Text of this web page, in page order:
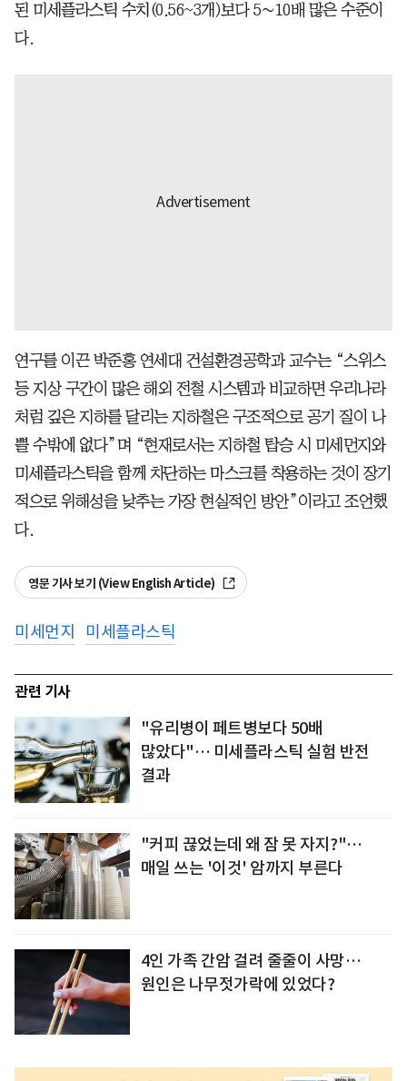
된 미세플라스틱 수치(0.56~3개)보다 5∼10배 많은 수준이
다.
연구를 이끈 박준홍 연세대 건설환경공학과 교수는 “스위스
등 지상 구간이 많은 해외 전철 시스템과 비교하면 우리나라
처럼 깊은 지하를 달리는 지하철은 구조적으로 공기 질이 나
쁠 수밖에 없다”며 “현재로서는 지하철 탑승 시 미세먼지와
미세플라스틱을 함께 차단하는 마스크를 착용하는 것이 장기
적으로 위해성을 낮추는 가장 현실적인 방안”이라고 조언했
다.
영문 기사 보기 (View English Article)
미세먼지 미세플라스틱
관련 기사
"유리병이 페트병보다 50배
많았다"… 미세플라스틱 실험 반전
결과
"커피 끊었는데 왜 잠 못 자지?"…
매일 쓰는 '이것' 암까지 부른다
4인 가족 간암 걸려 줄줄이 사망…
원인은 나무젓가락에 있었다?